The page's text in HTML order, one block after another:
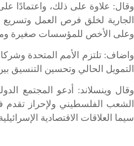
وقال: علاوة على ذلك، واعتمادًا
الجارية لخلق فرص العمل وتسريع
وعلى الأخص للمؤسسات صغيرة
واضاف: تلتزم الأمم المتحدة
التمويل الحالي وتحسين التنسيق
وقال وينسلاند: أدعو المجتمع
الشعب الفلسطيني ولإحراز تقدم
سيما العلاقات الاقتصادية